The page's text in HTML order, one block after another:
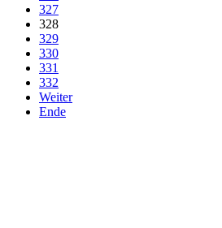
327
328
329
330
331
332
Weiter
Ende